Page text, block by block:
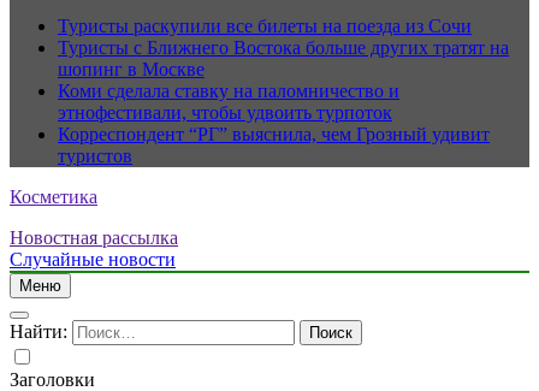
Туристы раскупили все билеты на поезда из Сочи
Туристы с Ближнего Востока больше других тратят на
шопинг в Москве
Коми сделала ставку на паломничество и
этнофестивали, чтобы удвоить турпоток
Корреспондент “РГ” выяснила, чем Грозный удивит
туристов
Косметика
Новостная рассылка
Случайные новости
Меню
Найти:
Заголовки